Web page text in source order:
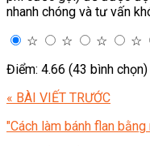
nhanh chóng và tư vấn
☆
☆ ☆ ☆
Điểm: 4.66 (43 bình chọn)
« BÀI VIẾT TRƯỚC
"Cách làm bánh flan